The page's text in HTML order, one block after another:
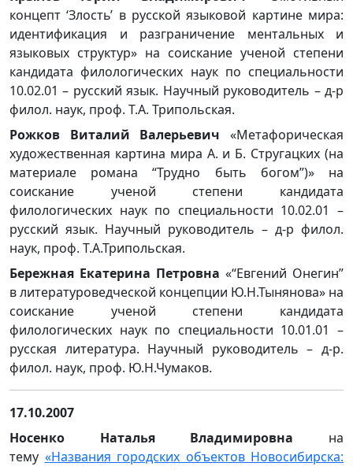
концепт ‘Злость’ в русской языковой картине мира:
идентификация и разграничение ментальных и
языковых структур» на соискание ученой степени
кандидата филологических наук по специальности
10.02.01 – русский язык. Научный руководитель – д-р
филол. наук, проф. Т.А. Трипольская.
Рожков Виталий Валерьевич «Метафорическая
художественная картина мира А. и Б. Стругацких (на
материале романа “Трудно быть богом”)» на
соискание ученой степени кандидата
филологических наук по специальности 10.02.01 –
русский язык. Научный руководитель – д-р филол.
наук, проф. Т.А.Трипольская.
Бережная Екатерина Петровна «“Евгений Онегин”
в литературоведческой концепции Ю.Н.Тынянова» на
соискание ученой степени кандидата
филологических наук по специальности 10.01.01 –
русская литература. Научный руководитель – д-р.
филол. наук, проф. Ю.Н.Чумаков.
17.10.2007
Носенко Наталья Владимировна на
тему «Названия городских объектов Новосибирска: